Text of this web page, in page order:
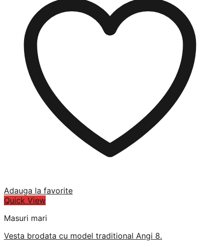
Adauga la favorite
Quick View
Masuri mari
Vesta brodata cu model traditional Angi 8.